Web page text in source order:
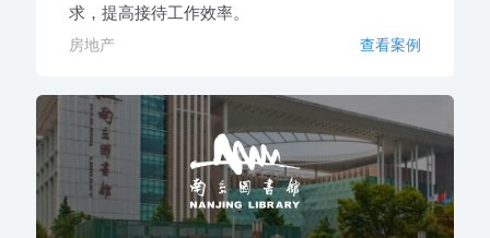
求，提高接待工作效率。
房地产 查看案例